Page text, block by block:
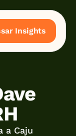
Insights
a Caju